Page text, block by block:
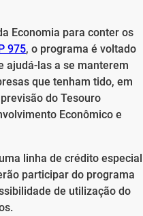
Economia para conter os
975, o programa é voltado
ajudá-las a se manterem
que tenham tido, em
do Tesouro
Econômico e
linha de crédito especial
participar do programa
de utilização do